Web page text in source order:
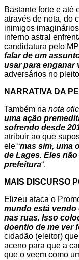
Bastante forte e até
através de nota, do
inimigos
inferno astral
candidatura pelo
falar de um
usar para enganar
adversários no
NARRATIVA DA
Também na nota
uma ação
sofrendo desde
atribuir ao que
ele “mas sim, uma
de Lages. Eles
prefeitura“.
MAIS DISCURSO
Elizeu ataca o
mundo está
nas ruas. Isso
doentio de me ver
cidadão (eleitor)
aceno para que a
que o veem como